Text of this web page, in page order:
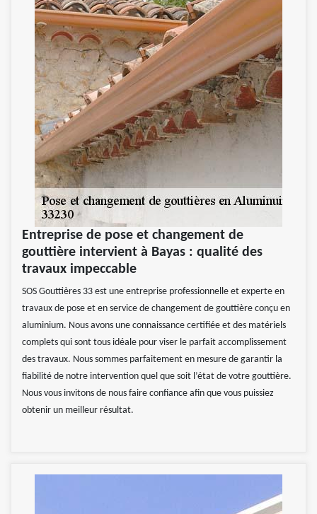
Entreprise de pose et changement de
gouttière intervient à Bayas : qualité des
travaux impeccable
SOS Gouttières 33 est une entreprise professionnelle et experte en
travaux de pose et en service de changement de gouttière conçu en
aluminium. Nous avons une connaissance certifiée et des matériels
complets qui sont tous idéale pour viser le parfait accomplissement
des travaux. Nous sommes parfaitement en mesure de garantir la
fiabilité de notre intervention quel que soit l’état de votre gouttière.
Nous vous invitons de nous faire confiance afin que vous puissiez
obtenir un meilleur résultat.